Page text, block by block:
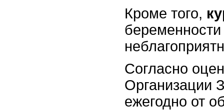
Кроме того,
Согласно
Организации
ежегодно от